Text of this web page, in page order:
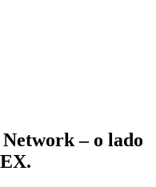
– o lado